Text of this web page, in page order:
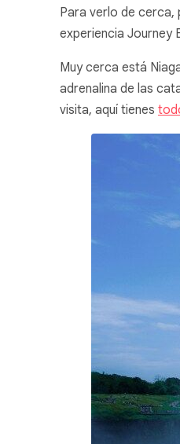
Para verlo de cerca,
experiencia Journey
Muy cerca está
adrenalina de las
visita, aquí tienes